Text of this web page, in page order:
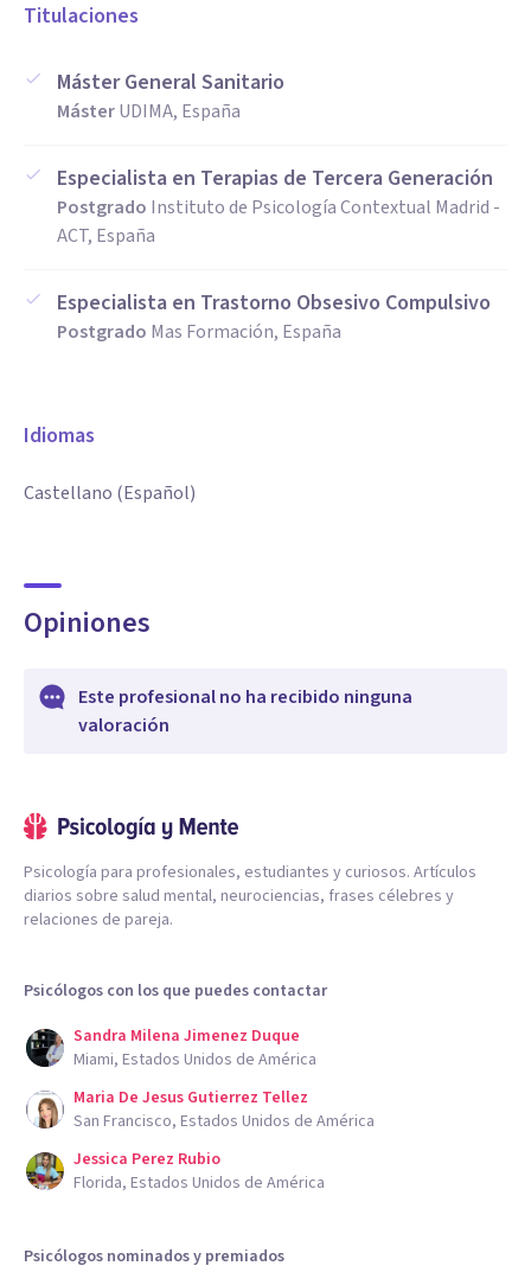
Titulaciones
Máster General Sanitario
MásterUDIMA, España
Especialista en Terapias de Tercera Generación
Postgrado Instituto de Psicología Contextual Madrid -
ACT, España
Especialista en Trastorno Obsesivo Compulsivo
Postgrado Mas Formación, España
Idiomas
Castellano (Español)
Opiniones
Este profesional no ha recibido ninguna
valoración
Psicología para profesionales, estudiantes y curiosos. Artículos
diarios sobre salud mental, neurociencias, frases célebres y
relaciones de pareja.
Psicólogos con los que puedes contactar
Sandra Milena Jimenez Duque
Miami, Estados Unidos de América
Maria De Jesus Gutierrez Tellez
San Francisco, Estados Unidos de América
Jessica Perez Rubio
Florida, Estados Unidos de América
Psicólogos nominados y premiados